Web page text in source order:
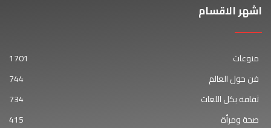
اشهر الاقسام
منوعات
1701
فن حول العالم
744
ثقافة بكل اللغات
734
صحة ومرأة
415